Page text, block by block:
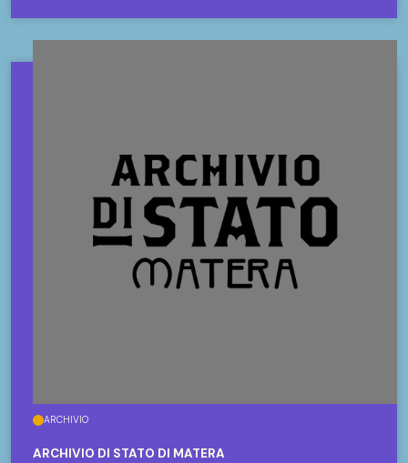
ARCHIVIO
ARCHIVIO DI STATO DI MATERA